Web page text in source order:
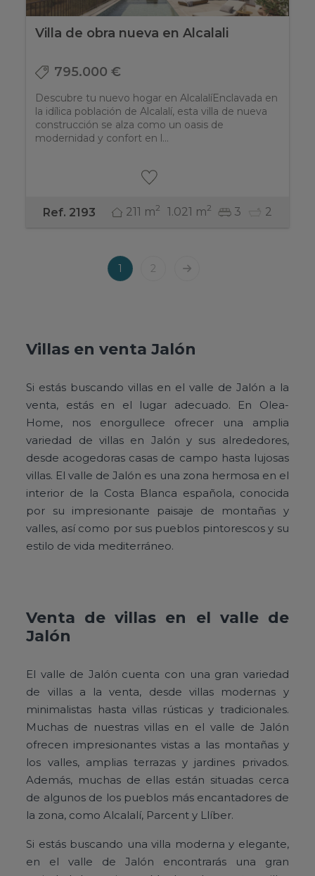
Villa de obra nueva en Alcalali
795.000 €
Descubre tu nuevo hogar en AlcalalíEnclavada en
la idílica población de Alcalalí, esta villa de nueva
construcción se alza como un oasis de
modernidad y confort en l...
Ref. 2193 211 m2 1.021 m2 3 2
1 2
Villas en venta Jalón
Si estás buscando villas en el valle de Jalón a la
venta, estás en el lugar adecuado. En Olea-
Home, nos enorgullece ofrecer una amplia
variedad de villas en Jalón y sus alrededores,
desde acogedoras casas de campo hasta lujosas
villas. El valle de Jalón es una zona hermosa en el
interior de la Costa Blanca española, conocida
por su impresionante paisaje de montañas y
valles, así como por sus pueblos pintorescos y su
estilo de vida mediterráneo.
Venta de villas en el valle de
Jalón
El valle de Jalón cuenta con una gran variedad
de villas a la venta, desde villas modernas y
minimalistas hasta villas rústicas y tradicionales.
Muchas de nuestras villas en el valle de Jalón
ofrecen impresionantes vistas a las montañas y
los valles, amplias terrazas y jardines privados.
Además, muchas de ellas están situadas cerca
de algunos de los pueblos más encantadores de
la zona, como Alcalalí, Parcent y Llíber.
Si estás buscando una villa moderna y elegante,
en el valle de Jalón encontrarás una gran